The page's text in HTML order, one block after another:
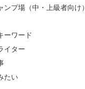
ンプ場（中・上級者向け）
ーワード
イター
たい